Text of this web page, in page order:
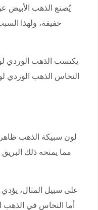
يُصنع الذهب الأبيض
خفيفة، ولهذا
النحاس الذهب الوردي
لون سبيكة الذهب
مما يمنحه ذلك البريق
على سبيل المثال،
أما النحاس في الذهب